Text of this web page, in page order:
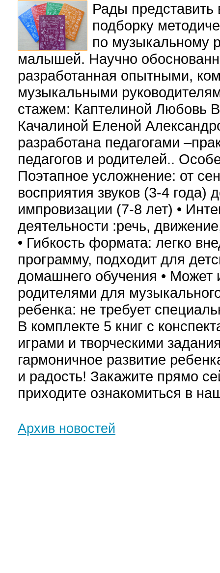
Рады
подборку
по музыкальному
малышей. Научно
разработанная опытными,
музыкальными
стажем: Каптелиной Любовь
Качалиной Еленой
разработана педагогами
педагогов и родителей..
Поэтапное усложнение: от
восприятия звуков (3-4 года)
импровизации (7-8 лет) •
деятельности :речь,
• Гибкость формата: легко
программу, подходит для
домашнего обучения • Может
родителями для
ребенка: не требует
В комплекте 5 книг с
играми и творческими
гармоничное развитие
и радость! Закажите прямо
приходите ознакомиться в
Архив новостей